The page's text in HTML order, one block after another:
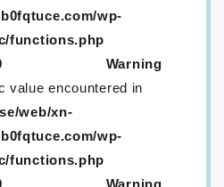
wp-
functions.php
Warning
value encountered in
web/xn-
wp-
functions.php
Warning